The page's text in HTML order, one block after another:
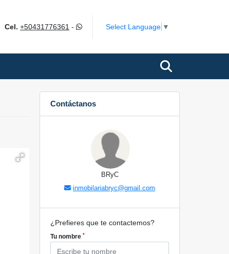
Cel. +50431776361 - Select Language ▼
Contáctanos
BRyC
inmobilariabryc@gmail.com
¿Prefieres que te contactemos?
Tu nombre *